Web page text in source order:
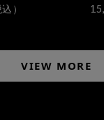
）
VIEW MORE